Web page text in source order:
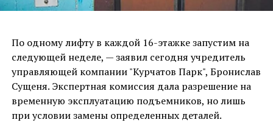
По одному лифту в каждой 16-этажке запустим на
следующей неделе, — заявил сегодня учредитель
управляющей компании "Курчатов Парк", Бронислав
Сущеня. Экспертная комиссия дала разрешение на
временную эксплуатацию подъемников, но лишь
при условии замены определенных деталей.